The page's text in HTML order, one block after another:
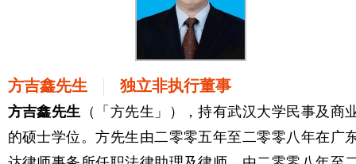
方吉鑫先生 独立非执行董事
方吉鑫先生 （「方先生」），持有武汉大学民事及商
的硕士学位。方先生由二零零五年至二零零八年在广